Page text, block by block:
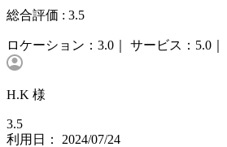
総合評価 : 3.5
ロケーション： 3.0｜ サービス： 5.0｜
H.K 様
3.5
利用日： 2024/07/24